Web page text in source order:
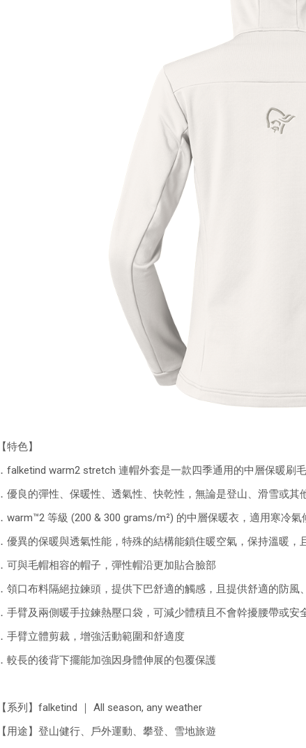
【特色】
．falketind warm2 stretch 連帽外套是一款四季通用的中層保暖刷
．優良的彈性、保暖性、透氣性、快乾性，無論是登山、滑雪或其
．warm™2 等級 (200 & 300 grams/m²) 的中層保暖衣，適用寒冷
．優異的保暖與透氣性能，特殊的結構能鎖住暖空氣，保持溫暖
．可與毛帽相容的帽子，彈性帽沿更加貼合臉部
．領口布料隔絕拉鍊頭，提供下巴舒適的觸感，且提供舒適的防風
．手臂及兩側暖手拉鍊熱壓口袋，可減少體積且不會幹擾腰帶或
．手臂立體剪裁，增強活動範圍和舒適度
．較長的後背下擺能加強因身體伸展的包覆保護
【系列】falketind ｜ All season, any weather
【用途】登山健行、戶外運動、攀登、雪地旅遊